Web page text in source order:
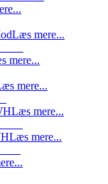
Læs mere...
mere...
mere...
Læs mere...
Læs mere...